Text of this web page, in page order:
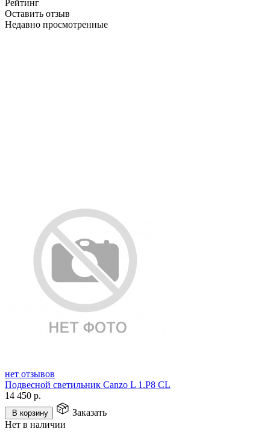
Рейтинг
Оставить отзыв
Недавно просмотренные
нет отзывов
Подвесной светильник Canzo L 1.P8 CL
14 450 р.
В корзину
Заказать
Нет в наличии